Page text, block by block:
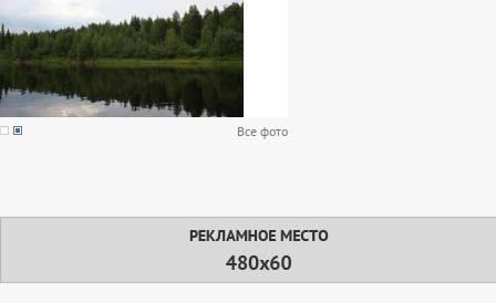
Все фото